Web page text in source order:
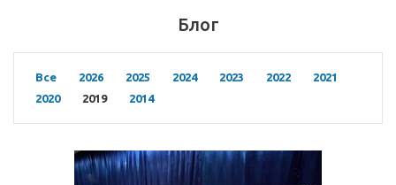
Блог
Все 2026 2025 2024 2023 2022
2021
2020
2019 2014